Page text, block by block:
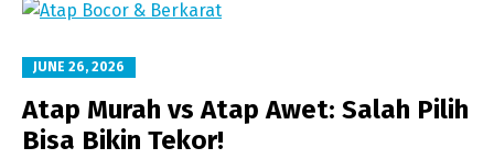
JUNE 26, 2026
Atap Murah vs Atap Awet: Salah Pilih
Bisa Bikin Tekor!